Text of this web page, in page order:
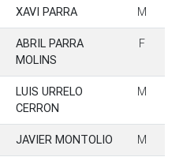
XAVI PARRA M
ABRIL PARRA
MOLINS
F
LUIS URRELO
CERRON
M
JAVIER MONTOLIO M